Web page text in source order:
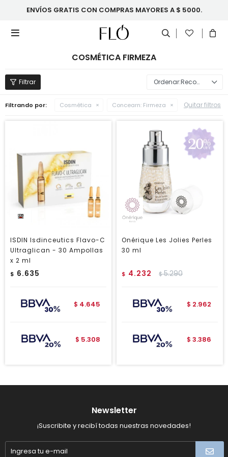
ENVÍOS GRATIS CON COMPRAS MAYORES A $ 5000.

COSMÉTICA FIRMEZA
Recomendados
Filtrando por: Cosmética Concearn: Firmeza Quitar filtros
ISDIN Isdinceutics Flavo-C
Ultraglican - 30 Ampollas
x 2 ml
$ 6.635
$ 4.645
$ 5.308
Onérique Les Jolies Perles
30 ml
$ 4.232 $5.290
$ 2.962
$ 3.386
Newsletter
¡Suscribite y recibí todas nuestras novedades!